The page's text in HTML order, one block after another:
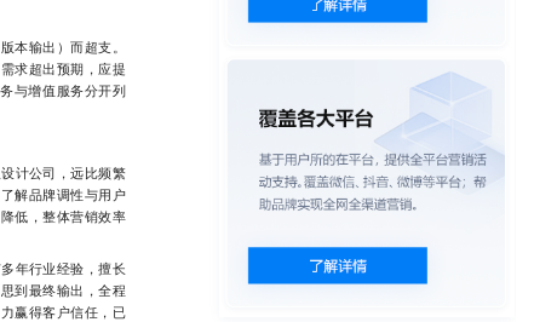
本输出）而超支。
求超出预期，应提
与增值服务分开列
计公司，远比频繁
解品牌调性与用户
低，整体营销效率
年行业经验，擅长
到最终输出，全程
赢得客户信任，已